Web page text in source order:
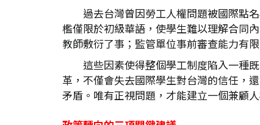
過去台灣曾因勞工人權問題被國際點
檻僅限於初級華語，使學生難以理解合同
教師敷衍了事；監管單位事前審查能力有
這些因素使得整個學工制度陷入一種
革，不僅會失去國際學生對台灣的信任，
矛盾。唯有正視問題，才能建立一個兼顧